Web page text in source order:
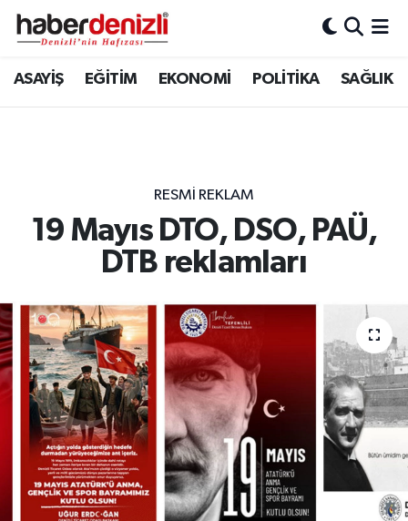
ASAYİŞ EĞİTİM EKONOMİ POLİTİKA SAĞLIK
RESMI REKLAM
19 Mayıs DTO, DSO, PAÜ,
DTB reklamları
Denizli Nöbetçi Eczaneler
Tüm Manşetler
Son Dakika Haberleri
Haber Arşivi